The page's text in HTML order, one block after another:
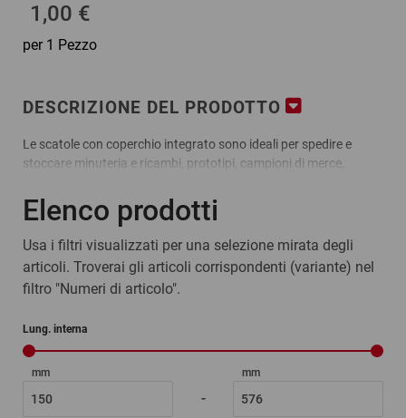
1,00 €
per 1 Pezzo
DESCRIZIONE DEL PRODOTTO
Le scatole con coperchio integrato sono ideali per spedire e
stoccare minuteria e ricambi, prototipi, campioni di merce,
nostri cartoni e le nostre scatole in carta e cartone sono riciclabili
e il materiale riutilizzabile.
Vantaggi:
stabili e resistenti grazie alle doppie pareti laterali
le scatole di cartone con coperchio hanno un lato esterno
bianco e uno interno marrone
Materiale:
Elenco prodotti
Usa i filtri visualizzati per una selezione mirata degli
articoli. Troverai gli articoli corrispondenti (variante) nel
filtro "Numeri di articolo".
Lung. interna
mm
-
mm